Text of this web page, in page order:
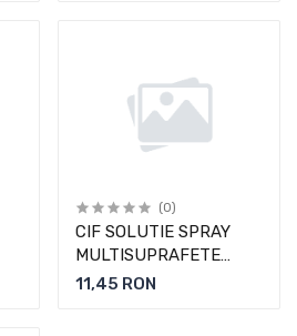
(0)
CIF SOLUTIE SPRAY
MULTISUPRAFETE
500ML ULTRAFAST
11,45 RON